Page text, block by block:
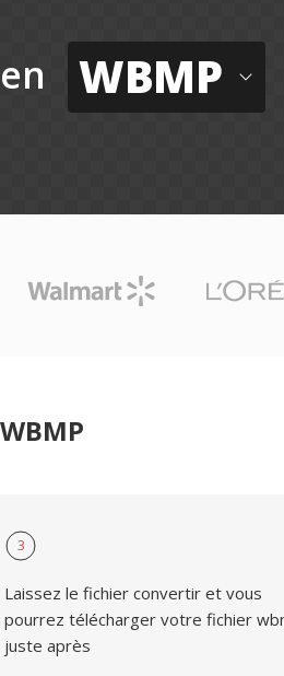
en WBMP
3
Laissez le fichier convertir et vous
pourrez télécharger votre fichier
juste après